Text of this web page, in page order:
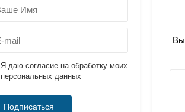
Я даю согласие на обработку моих
персональных данных